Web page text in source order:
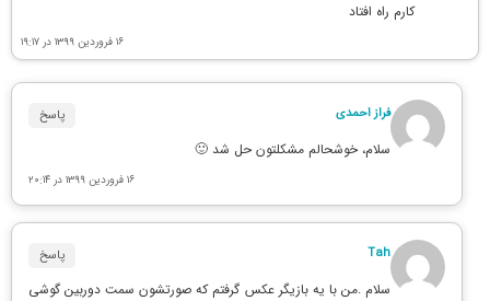
کارم راه افتاد
۱۶ فروردین ۱۳۹۹ در ۱۹:۱۷
فراز احمدی پاسخ
سلام، خوشحالم مشکلتون حل شد 🙂
۱۶ فروردین ۱۳۹۹ در ۲۰:۱۴
Tah پاسخ
سلام .من با یه بازیگر عکس گرفتم که صورتشون سمت دوربین گوشی